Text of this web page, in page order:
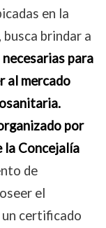
en la
brindar a
para
al mercado
por
la Concejalía
de
el
un certificado